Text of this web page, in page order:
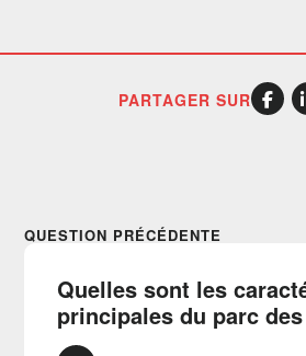
PARTAGER SUR
QUESTION PRÉCÉDENTE
Quelles sont les
principales du parc des